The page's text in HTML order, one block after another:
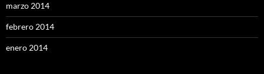
marzo 2014
febrero 2014
enero 2014